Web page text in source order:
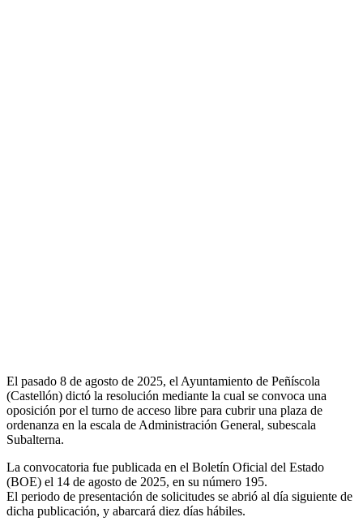
El pasado 8 de agosto de 2025, el Ayuntamiento de Peñíscola
(Castellón) dictó la resolución mediante la cual se convoca una
oposición por el turno de acceso libre para cubrir una plaza de
ordenanza en la escala de Administración General, subescala
Subalterna.
La convocatoria fue publicada en el Boletín Oficial del Estado
(BOE) el 14 de agosto de 2025, en su número 195.
El periodo de presentación de solicitudes se abrió al día siguiente de
dicha publicación, y abarcará diez días hábiles.